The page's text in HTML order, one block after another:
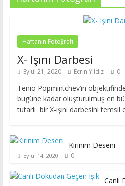
Haftanın Fotoğrafı
X- Işını Darbesi
Eylül 21, 2020 Ecrin Yildiz 0
Tenio Popmintchev’in
bugüne kadar oluşturulmuş en
tutarlı bir X-ışını darbesini temsil
Kırınım Deseni
Eylül 14, 2020 0
Canlı